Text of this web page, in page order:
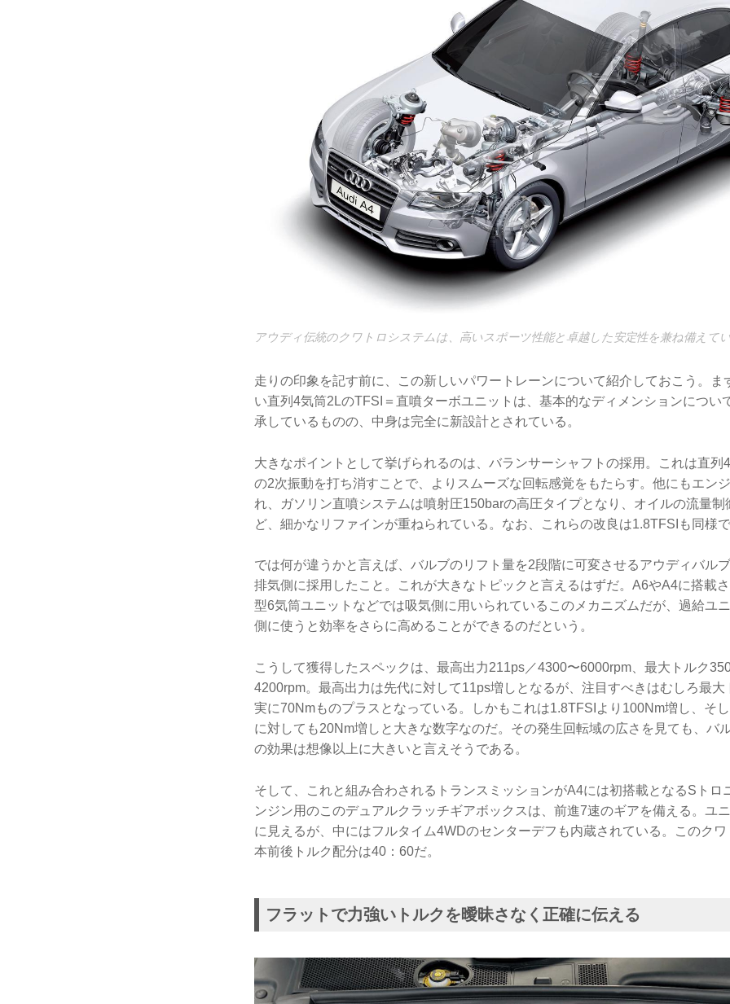
アウディ伝統のクワトロシステムは、高いスポーツ性能と卓越した安定性を兼ね備えて
走りの印象を記す前に、この新しいパワートレーンについて紹介しておこう。ま
い直列4気筒2LのTFSI＝直噴ターボユニットは、基本的なディメンションについ
承しているものの、中身は完全に新設計とされている。
大きなポイントとして挙げられるのは、バランサーシャフトの採用。これは直列
の2次振動を打ち消すことで、よりスムーズな回転感覚をもたらす。他にもエン
れ、ガソリン直噴システムは噴射圧150barの高圧タイプとなり、オイルの流量制
ど、細かなリファインが重ねられている。なお、これらの改良は1.8TFSIも同様
では何が違うかと言えば、バルブのリフト量を2段階に可変させるアウディバル
排気側に採用したこと。これが大きなトピックと言えるはずだ。A6やA4に搭載
型6気筒ユニットなどでは吸気側に用いられているこのメカニズムだが、過給ユ
側に使うと効率をさらに高めることができるのだという。
こうして獲得したスペックは、最高出力211ps／4300〜6000rpm、最大トルク
4200rpm。最高出力は先代に対して11ps増しとなるが、注目すべきはむしろ最大
実に70Nmものプラスとなっている。しかもこれは1.8TFSIより100Nm増し、そ
に対しても20Nm増しと大きな数字なのだ。その発生回転域の広さを見ても、バ
の効果は想像以上に大きいと言えそうである。
そして、これと組み合わされるトランスミッションがA4には初搭載となるSトロ
ンジン用のこのデュアルクラッチギアボックスは、前進7速のギアを備える。ユ
に見えるが、中にはフルタイム4WDのセンターデフも内蔵されている。このク
本前後トルク配分は40：60だ。
フラットで力強いトルクを曖昧さなく正確に伝える